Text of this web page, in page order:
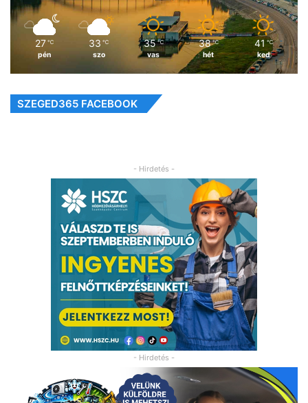
27 ℃
pén
33 ℃
szo
35 ℃
vas
38 ℃
hét
41 ℃
ked
SZEGED365 FACEBOOK
- Hirdetés -
- Hirdetés -